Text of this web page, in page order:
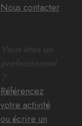
Nous contacter
Référencez
votre activité
ou écrire un